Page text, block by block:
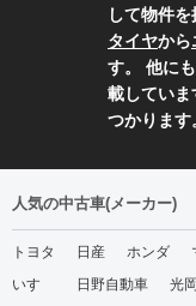
して物件
タイヤから
す。 他に
載していま
つかります
人気の中古車(メーカー)
トヨタ 日産 ホンダ
いすゞ
日野自動車 光